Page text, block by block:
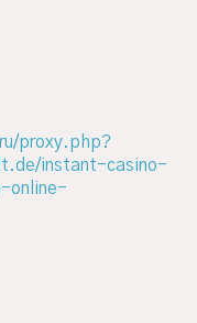
proxy.php?
instant-casino-
online-